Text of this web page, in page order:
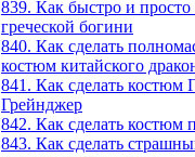
839. Как быстро и просто
греческой богини
840. Как сделать
костюм китайского
841. Как сделать костюм
Грейнджер
842. Как сделать костюм
843. Как сделать